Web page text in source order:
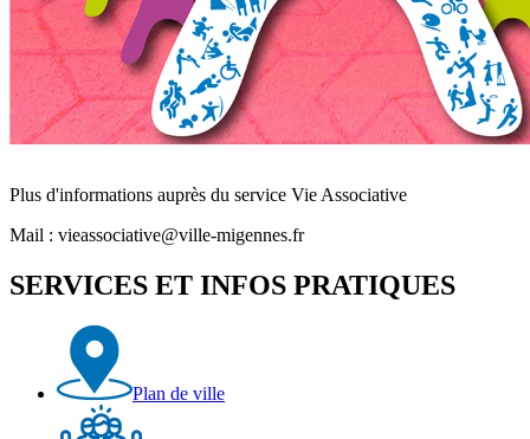
Plus d'informations auprès du service Vie Associative
Mail : vieassociative@ville-migennes.fr
SERVICES ET INFOS PRATIQUES
Plan de ville